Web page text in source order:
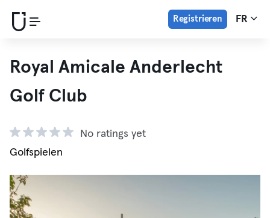
Registrieren FR
Royal Amicale Anderlecht
Golf Club
No ratings yet
Golfspielen